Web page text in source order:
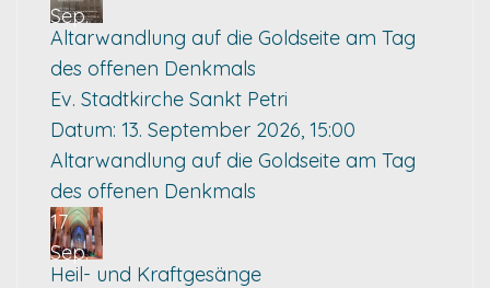
Sep.
Altarwandlung auf die Goldseite am Tag
des offenen Denkmals
Ev. Stadtkirche Sankt Petri
Datum: 13. September 2026, 15:00
Altarwandlung auf die Goldseite am Tag
des offenen Denkmals
17
Sep.
Heil- und Kraftgesänge